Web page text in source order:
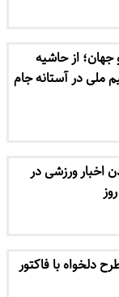
جهان؛ از حاشیه
ملی در آستانه جام
اخبار ورزشی در
دلخواه با فاکتور